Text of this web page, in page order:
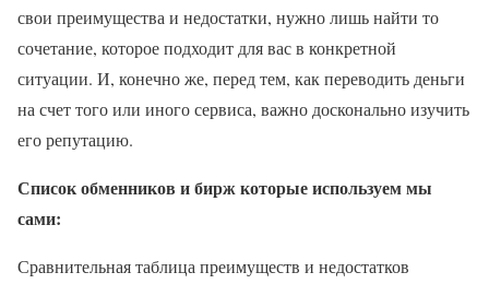
свои преимущества и недостатки, нужно лишь найти то
сочетание, которое подходит для вас в конкретной
ситуации. И, конечно же, перед тем, как переводить деньги
на счет того или иного сервиса, важно досконально изучить
его репутацию.
Список обменников и бирж которые используем мы
сами:
Сравнительная таблица преимуществ и недостатков